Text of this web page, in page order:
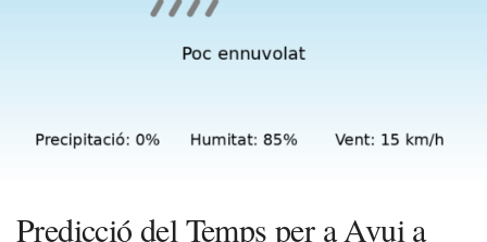
Predicció del Temps per a Avui a